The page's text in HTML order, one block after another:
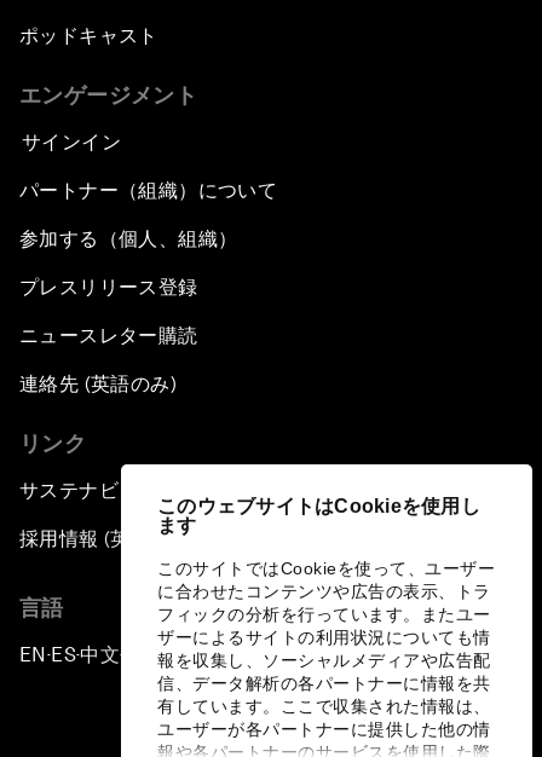
このウェブサイトはCookieを使用し
ます
このサイトではCookieを使って、ユーザー
に合わせたコンテンツや広告の表示、トラ
フィックの分析を行っています。またユー
ザーによるサイトの利用状況についても情
報を収集し、ソーシャルメディアや広告配
信、データ解析の各パートナーに情報を共
有しています。ここで収集された情報は、
ユーザーが各パートナーに提供した他の情
報や各パートナーのサービスを使用した際
ポッドキャスト
エンゲージメント
サインイン
パートナー（組織）について
参加する（個人、組織）
プレスリリース登録
ニュースレター購読
連絡先 (英語のみ)
リンク
サステナビリティへの取り組み
採用情報 (英語のみ)
言語
EN ▪ES▪中文▪ 日本語